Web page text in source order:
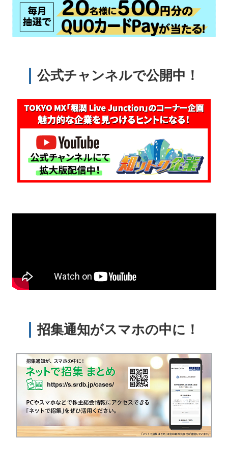
公式チャンネルで公開中！
招集通知がスマホの中に！